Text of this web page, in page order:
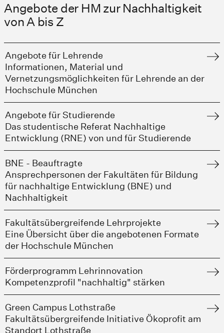
Angebote der HM zur Nachhaltigkeit
von A bis Z
Angebote für Lehrende
Informationen, Material und
Vernetzungsmöglichkeiten für Lehrende an der
Hochschule München
Angebote für Studierende
Das studentische Referat Nachhaltige
Entwicklung (RNE) von und für Studierende
BNE - Beauftragte
Ansprechpersonen der Fakultäten für Bildung
für nachhaltige Entwicklung (BNE) und
Nachhaltigkeit
Fakultätsübergreifende Lehrprojekte
Eine Übersicht über die angebotenen Formate
der Hochschule München
Förderprogramm Lehrinnovation
Kompetenzprofil "nachhaltig" stärken
Green Campus Lothstraße
Fakultätsübergreifende Initiative Ökoprofit am
Standort Lothstraße